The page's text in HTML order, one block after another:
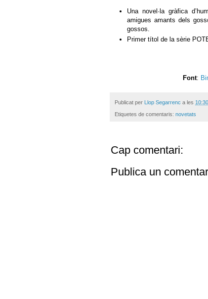
Una novel·la gràfica
amigues amants dels
gossos.
Primer títol de la sèrie
Font:
Publicat per Llop Segarrenc a les 10:30
Etiquetes de comentaris: novetats
Cap comentari:
Publica un